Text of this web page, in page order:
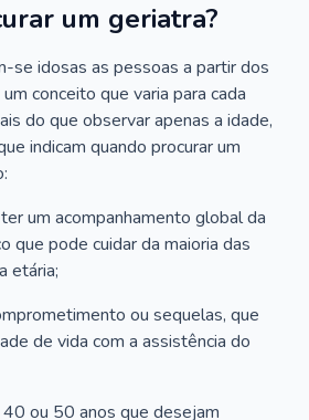
um geriatra?
se idosas as pessoas a partir dos
conceito que varia para cada
do que observar apenas a idade,
indicam quando procurar um
um acompanhamento global da
que pode cuidar da maioria das
etária;
ou sequelas, que
de vida com a assistência do
ou 50 anos que desejam